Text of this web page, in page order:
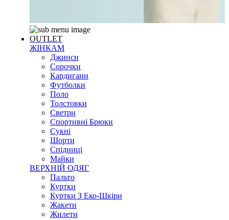
OUTLET
ЖІНКАМ
Джинси
Сорочки
Кардигани
Футболки
Поло
Толстовки
Светри
Спортивні Брюки
Сукні
Шорти
Спідниці
Майки
ВЕРХНІЙ ОДЯГ
Пальто
Куртки
Куртки З Еко-Шкіри
Жакети
Жилети